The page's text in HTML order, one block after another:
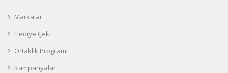
Markalar
Hediye Çeki
Ortaklık Programı
Kampanyalar